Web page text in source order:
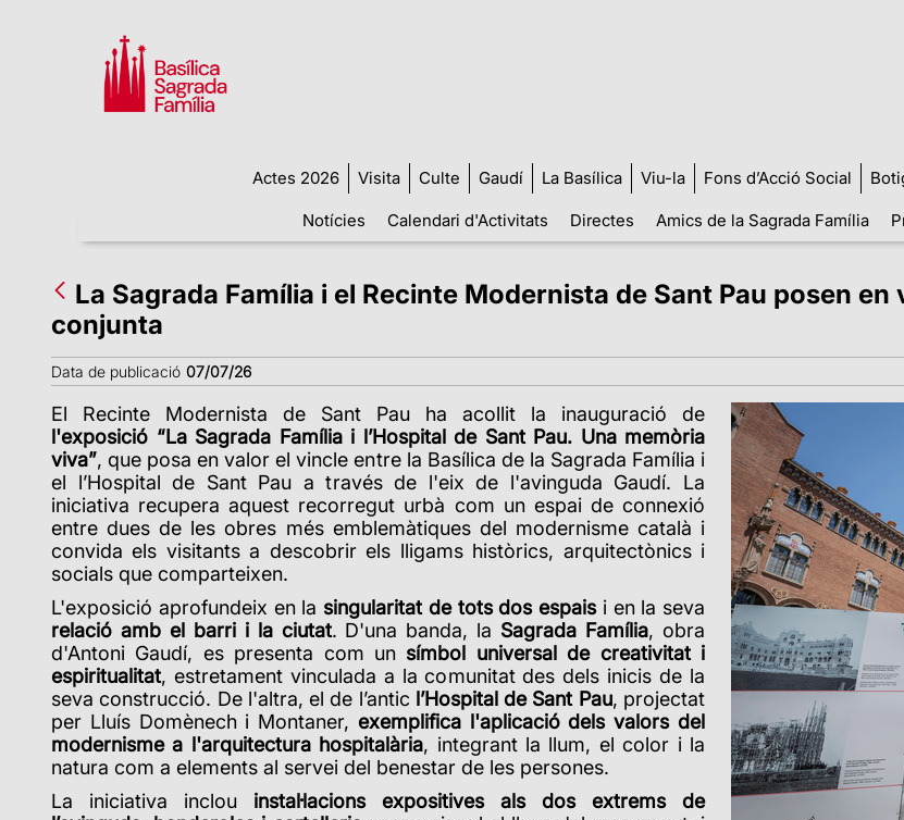
Actes 2026 Visita Culte Gaudí La Basílica Viu-la Fons d’Acció Social
Notícies
Calendari d'Activitats Directes Amics de la Sagrada Família
La Sagrada Família i el Recinte Modernista de Sant Pau posen
conjunta
Data de publicació 07/07/26
El Recinte Modernista de Sant Pau ha acollit la inauguració de
l'exposició “La Sagrada Família i l’Hospital de Sant Pau. Una memòria
viva”, que posa en valor el vincle entre la Basílica de la Sagrada Família i
el l’Hospital de Sant Pau a través de l'eix de l'avinguda Gaudí. La
iniciativa recupera aquest recorregut urbà com un espai de connexió
entre dues de les obres més emblemàtiques del modernisme català i
convida els visitants a descobrir els lligams històrics, arquitectònics i
socials que comparteixen.
L'exposició aprofundeix en la singularitat de tots dos espaisi en la seva
relació amb el barri i la ciutat. D'una banda, la Sagrada Família, obra
d'Antoni Gaudí, es presenta com un símbol universal de creativitat i
espiritualitat, estretament vinculada a la comunitat des dels inicis de la
seva construcció. De l'altra, el de l’antic l’Hospital de Sant Pau, projectat
per Lluís Domènech i Montaner, exemplifica l'aplicació dels valors del
modernisme a l'arquitectura hospitalària, integrant la llum, el color i la
natura com a elements al servei del benestar de les persones.
La iniciativa inclou instal·lacions expositives als dos extrems de